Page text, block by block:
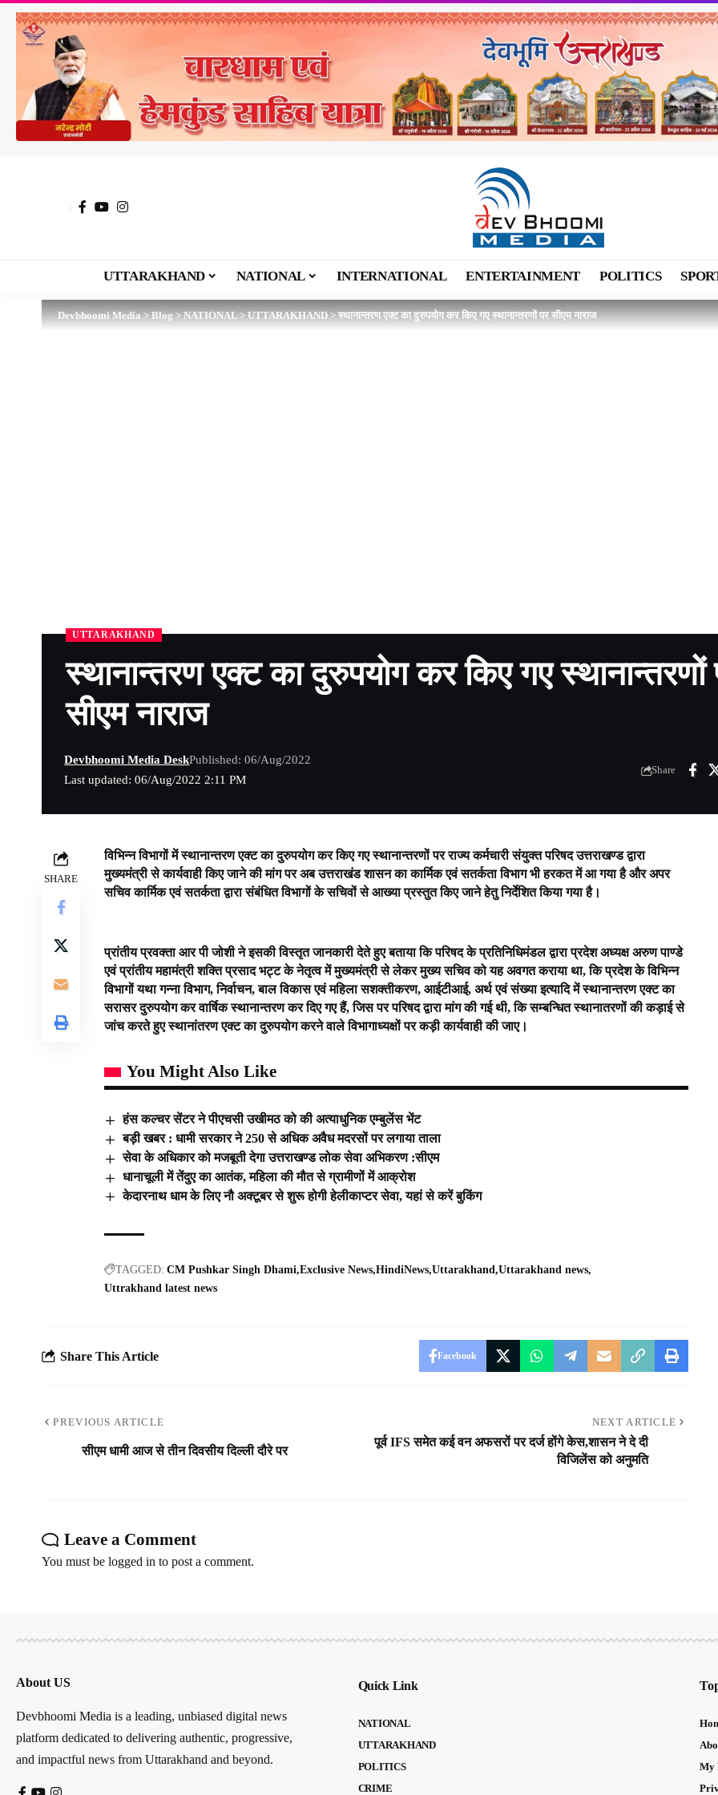
UTTARAKHAND NATIONAL INTERNATIONAL ENTERTAINMENT POLITICS
Devbhoomi Media>Blog>NATIONAL>UTTARAKHAND>स्थानान्तरण एक्ट का दुरुपयोग कर किए गए स्थानान्तरणों पर सीएम नाराज
UTTARAKHAND
स्थानान्तरण एक्ट का दुरुपयोग कर किए गए स्थानान्तरणों
सीएम नाराज
Last updated: 06/Aug/2022 2:11 PM
Devbhoomi Media DeskPublished: 06/Aug/2022
Share
SHARE
विभिन्न विभागों में स्थानान्तरण एक्ट का दुरुपयोग कर किए गए स्थानान्तरणों पर राज्य कर्मचारी संयुक्त परिषद उत्तराखण्ड द्वारा
मुख्यमंत्री से कार्यवाही किए जाने की मांग पर अब उत्तराखंड शासन का कार्मिक एवं सतर्कता विभाग भी हरकत में आ गया है और अपर
सचिव कार्मिक एवं सतर्कता द्वारा संबंधित विभागों के सचिवों से आख्या प्रस्तुत किए जाने हेतु निर्देशित किया गया है।
प्रांतीय प्रवक्ता आर पी जोशी ने इसकी विस्तृत जानकारी देते हुए बताया कि परिषद के प्रतिनिधिमंडल द्वारा प्रदेश अध्यक्ष अरुण पाण्डे
एवं प्रांतीय महामंत्री शक्ति प्रसाद भट्ट के नेतृत्व में मुख्यमंत्री से लेकर मुख्य सचिव को यह अवगत कराया था, कि प्रदेश के विभिन्न
विभागों यथा गन्ना विभाग, निर्वाचन, बाल विकास एवं महिला सशक्तीकरण, आईटीआई, अर्थ एवं संख्या इत्यादि में स्थानान्तरण एक्ट का
सरासर दुरुपयोग कर वार्षिक स्थानान्तरण कर दिए गए हैं, जिस पर परिषद द्वारा मांग की गई थी, कि सम्बन्धित स्थानातरणों की कड़ाई से
जांच करते हुए स्थानांतरण एक्ट का दुरुपयोग करने वाले विभागाध्यक्षों पर कड़ी कार्यवाही की जाए।
You Might Also Like
हंस कल्चर सेंटर ने पीएचसी उखीमठ को की अत्याधुनिक एम्बुलेंस भेंट
बड़ी खबर : धामी सरकार ने 250 से अधिक अवैध मदरसों पर लगाया ताला
सेवा के अधिकार को मजबूती देगा उत्तराखण्ड लोक सेवा अभिकरण :सीएम
धानाचूली में तेंदुए का आतंक, महिला की मौत से ग्रामीणों में आक्रोश
केदारनाथ धाम के लिए नौ अक्टूबर से शुरू होगी हेलीकाप्टर सेवा, यहां से करें बुकिंग
TAGGED: CM Pushkar Singh Dhami Exclusive News HindiNews Uttarakhand Uttarakhand news
Uttrakhand latest news
Share This Article Facebook
PREVIOUS ARTICLE
सीएम धामी आज से तीन दिवसीय दिल्ली दौरे पर
NEXT ARTICLE
पूर्व IFS समेत कई वन अफसरों पर दर्ज होंगे केस,शासन ने दे दी
विजिलेंस को अनुमति
Leave a Comment
You must be logged in to post a comment.
About US
Devbhoomi Media is a leading, unbiased digital news
platform dedicated to delivering authentic, progressive,
and impactful news from Uttarakhand and beyond.
Quick Link
NATIONAL
UTTARAKHAND
POLITICS
CRIME
My